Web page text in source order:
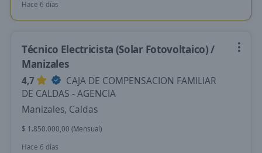
Hace 6 días
Técnico Electricista (Solar Fotovoltaico) /
Manizales
4,7
CAJA DE COMPENSACION FAMILIAR
DE CALDAS - AGENCIA
Manizales, Caldas
$ 1.850.000,00 (Mensual)
Hace 6 días